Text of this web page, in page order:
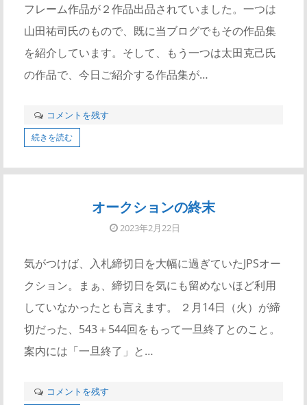
フレーム作品が２作品出品されていました。一つは
山田祐司氏のもので、既に当ブログでもその作品集
を紹介しています。そして、もう一つは太田克己氏
の作品で、今日ご紹介する作品集が…
コメントを残す
続きを読む
オークションの終末
2023年2月22日
気がつけば、入札締切日を大幅に過ぎていたJPSオー
クション。まぁ、締切日を気にも留めないほど利用
していなかったとも言えます。 ２月14日（火）が締
切だった、543＋544回をもって一旦終了とのこと。
案内には「一旦終了」と…
コメントを残す